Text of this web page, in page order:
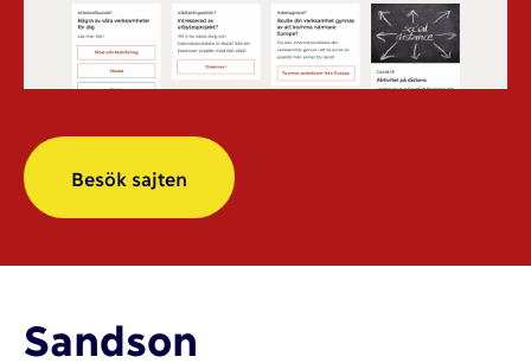
Besök sajten
Sandson